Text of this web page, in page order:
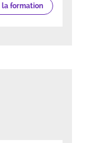
la formation